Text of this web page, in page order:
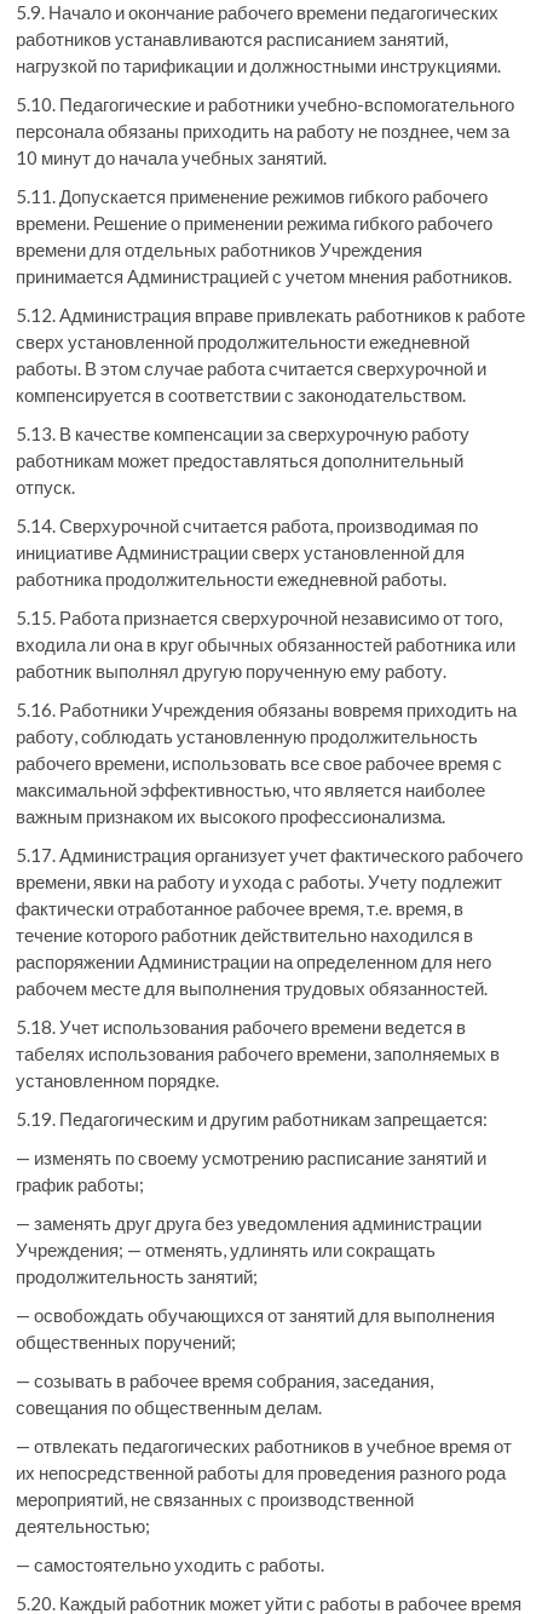
5.9. Начало и окончание рабочего времени педагогических
работников устанавливаются расписанием занятий,
нагрузкой по тарификации и должностными инструкциями.
5.10. Педагогические и работники учебно-вспомогательного
персонала обязаны приходить на работу не позднее, чем за
10 минут до начала учебных занятий.
5.11. Допускается применение режимов гибкого рабочего
времени. Решение о применении режима гибкого рабочего
времени для отдельных работников Учреждения
принимается Администрацией с учетом мнения работников.
5.12. Администрация вправе привлекать работников к работе
сверх установленной продолжительности ежедневной
работы. В этом случае работа считается сверхурочной и
компенсируется в соответствии с законодательством.
5.13. В качестве компенсации за сверхурочную работу
работникам может предоставляться дополнительный
отпуск.
5.14. Сверхурочной считается работа, производимая по
инициативе Администрации сверх установленной для
работника продолжительности ежедневной работы.
5.15. Работа признается сверхурочной независимо от того,
входила ли она в круг обычных обязанностей работника или
работник выполнял другую порученную ему работу.
5.16. Работники Учреждения обязаны вовремя приходить на
работу, соблюдать установленную продолжительность
рабочего времени, использовать все свое рабочее время с
максимальной эффективностью, что является наиболее
важным признаком их высокого профессионализма.
5.17. Администрация организует учет фактического рабочего
времени, явки на работу и ухода с работы. Учету подлежит
фактически отработанное рабочее время, т.е. время, в
течение которого работник действительно находился в
распоряжении Администрации на определенном для него
рабочем месте для выполнения трудовых обязанностей.
5.18. Учет использования рабочего времени ведется в
табелях использования рабочего времени, заполняемых в
установленном порядке.
5.19. Педагогическим и другим работникам запрещается:
— изменять по своему усмотрению расписание занятий и
график работы;
— заменять друг друга без уведомления администрации
Учреждения; — отменять, удлинять или сокращать
продолжительность занятий;
— освобождать обучающихся от занятий для выполнения
общественных поручений;
— созывать в рабочее время собрания, заседания,
совещания по общественным делам.
— отвлекать педагогических работников в учебное время от
их непосредственной работы для проведения разного рода
мероприятий, не связанных с производственной
деятельностью;
— самостоятельно уходить с работы.
5.20. Каждый работник может уйти с работы в рабочее время